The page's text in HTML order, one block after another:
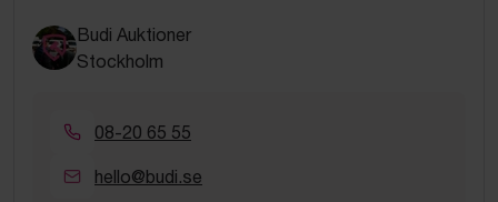
Budi Auktioner
Stockholm
08-20 65 55
hello@budi.se